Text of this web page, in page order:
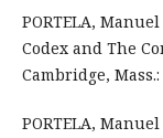
PORTELA,
Codex and The
Cambridge,
PORTELA,